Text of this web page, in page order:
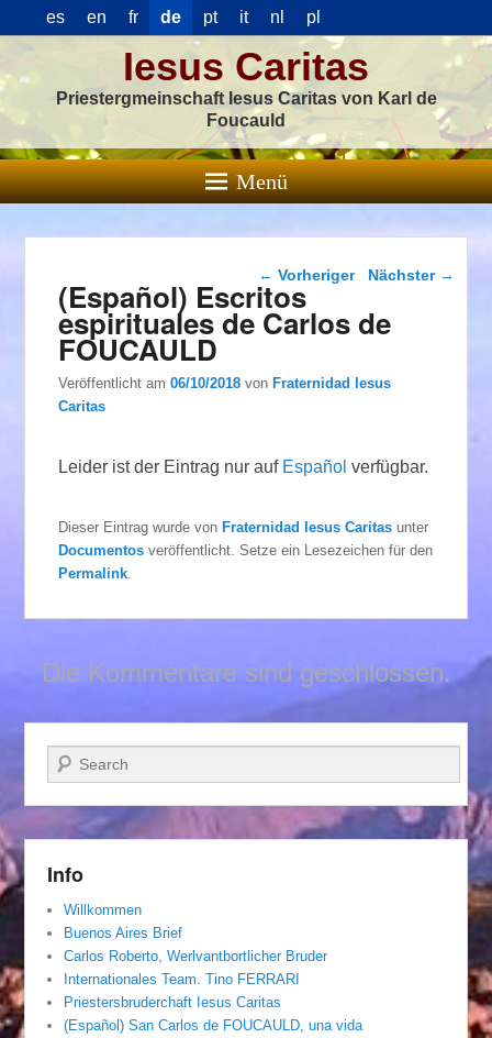
es en fr de pt it nl pl
Iesus Caritas
Priestergmeinschaft Iesus Caritas von Karl de
Foucauld
Menü
Beitragsnavigation
← Vorheriger Nächster →
(Español) Escritos
espirituales de Carlos de
FOUCAULD
Veröffentlicht am06/10/2018 vonFraternidad Iesus
Caritas
Leider ist der Eintrag nur auf Español verfügbar.
Dieser Eintrag wurde vonFraternidad Iesus Caritas unter
Documentos veröffentlicht. Setze ein Lesezeichen für den
Permalink
Die Kommentare sind geschlossen.
Suchen
Info
Willkommen
Buenos Aires Brief
Carlos Roberto, Werlvantbortlicher Bruder
Internationales Team. Tino FERRARI
Priestersbruderchaft Iesus Caritas
(Español) San Carlos de FOUCAULD, una vida